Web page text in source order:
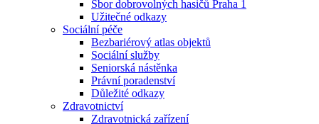
Sbor dobrovolných hasičů Praha 1
Užitečné odkazy
Sociální péče
Bezbariérový atlas objektů
Sociální služby
Seniorská nástěnka
Právní poradenství
Důležité odkazy
Zdravotnictví
Zdravotnická zařízení